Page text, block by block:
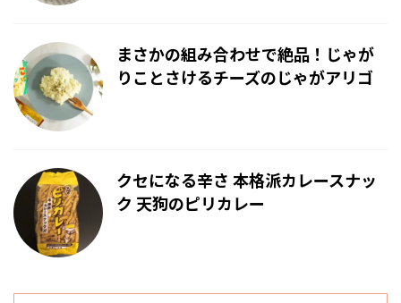
まさかの組み合わせで絶品！じゃが
りことさけるチーズのじゃがアリゴ
クセになる辛さ 本格派カレースナッ
ク 天狗のピリカレー